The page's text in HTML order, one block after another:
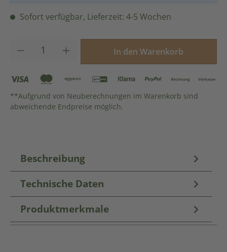
Sofort verfügbar, Lieferzeit: 4-5 Wochen
Produkt Anzahl: Gib den gewünschten
In den Warenkorb
**Aufgrund von Neuberechnungen im Warenkorb sind
abweichende Endpreise möglich.
Beschreibung
Technische Daten
Produktmerkmale